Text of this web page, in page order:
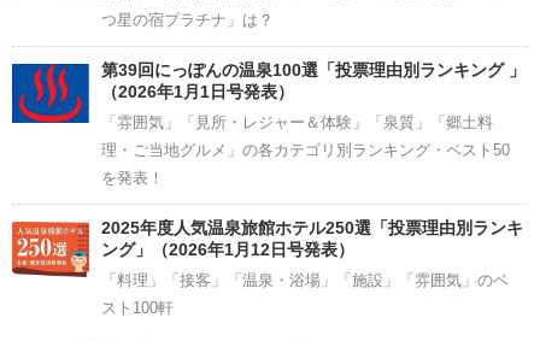
つ星の宿プラチナ」は？
第39回にっぽんの温泉100選「投票理由別ランキング 」
（2026年1月1日号発表）
「雰囲気」「見所・レジャー＆体験」「泉質」「郷土料
理・ご当地グルメ」の各カテゴリ別ランキング・ベスト50
を発表！
2025年度人気温泉旅館ホテル250選「投票理由別ランキ
ング」（2026年1月12日号発表）
「料理」「接客」「温泉・浴場」「施設」「雰囲気」のベ
スト100軒